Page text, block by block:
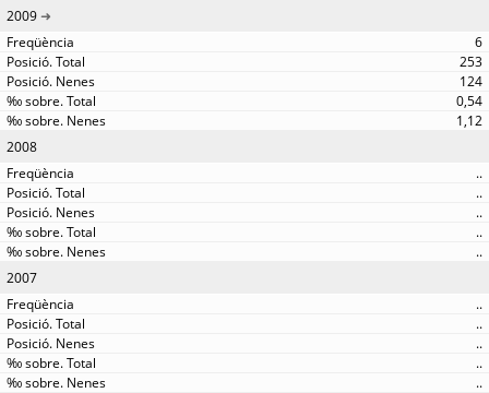
2009
6
253
124
0,54
1,12
2008
..
..
..
..
..
2007
..
..
..
..
..